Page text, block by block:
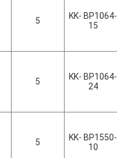
5
KK- BP1064-
15
5
KK- BP1064-
24
5
KK- BP1550-
10